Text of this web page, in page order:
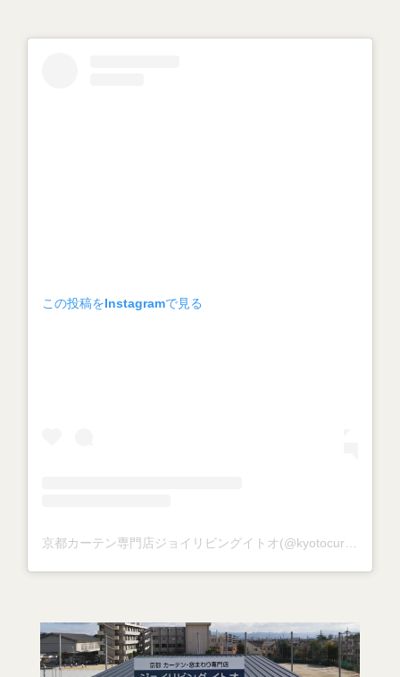
この投稿をInstagramで見る